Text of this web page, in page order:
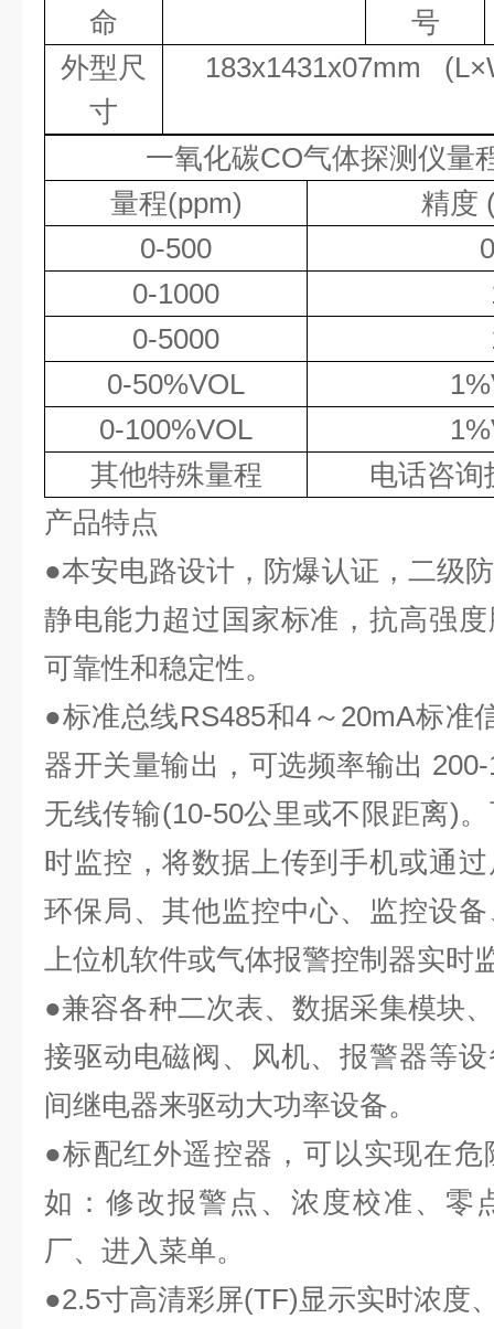
命
号
外型尺
寸
183x1431x07mm (L×
一氧化碳CO气体探测仪量
量程(ppm) 精度
0-500
0-1000
0-5000
0-50%VOL
0-100%VOL
其他特殊量程
电话咨询
产品特点
●本安电路设计，防爆认证，二级
静电能力超过国家标准，抗高强
可靠性和稳定性。
●标准总线RS485和4～20mA标准
器开关量输出，可选频率输出
无线传输(10-50公里或不限距离)
时监控，将数据上传到手机或通
环保局、其他监控中心、监控设
上位机软件或气体报警控制器实时
●兼容各种二次表、数据采集模块
接驱动电磁阀、风机、报警器等
间继电器来驱动大功率设备。
●标配红外遥控器，可以实现在
如：修改报警点、浓度校准、零
厂、进入菜单。
●2.5寸高清彩屏(TF)显示实时浓度